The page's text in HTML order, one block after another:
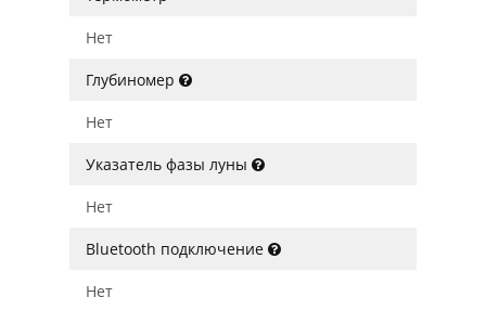
Нет
Глубиномер
Нет
Указатель фазы луны
Нет
Bluetooth подключение
Нет